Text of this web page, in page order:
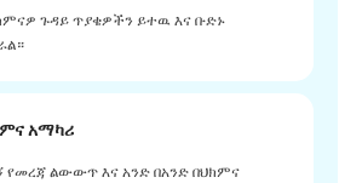
ጉዳይ ጥያቄዎችን ይተዉ እና ቡድኑ
አማካሪ
ልውውጥ እና አንድ በአንድ በህክምና